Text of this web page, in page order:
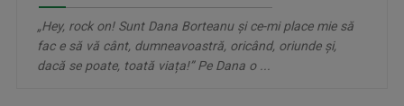
„Hey, rock on! Sunt Dana Borteanu și ce-mi place mie să
fac e să vă cânt, dumneavoastră, oricând, oriunde și,
dacă se poate, toată viața!” Pe Dana o ...